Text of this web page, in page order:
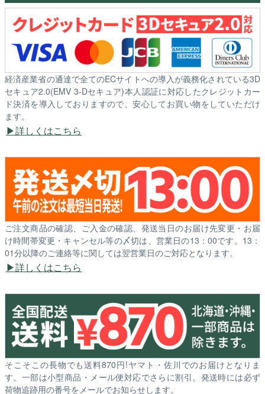
経済産業省の通達で全てのECサイトへの導入が義務化されている3D
セキュア2.0(EMV 3-Dセキュア)本人認証に対応したクレジットカー
ド決済を導入しておりますので、安心してお買い物をしていただけ
ます。
詳しくはこちら
ご注文商品の確認、ご入金の確認、発送当日のお届け先変更・お届
け時間帯変更・キャンセル等の〆切は、営業日の13：00です。13：
01分以降のご連絡等に関しては翌営業日のご対応となります。
詳しくはこちら
そこそこの長物でも送料870円!ヤマト・佐川でのお届けとなりま
す。一部は小型商品・メール便対応でさらに割引。発送時には必ず
荷物追跡用の番号をメールでお知らせします。